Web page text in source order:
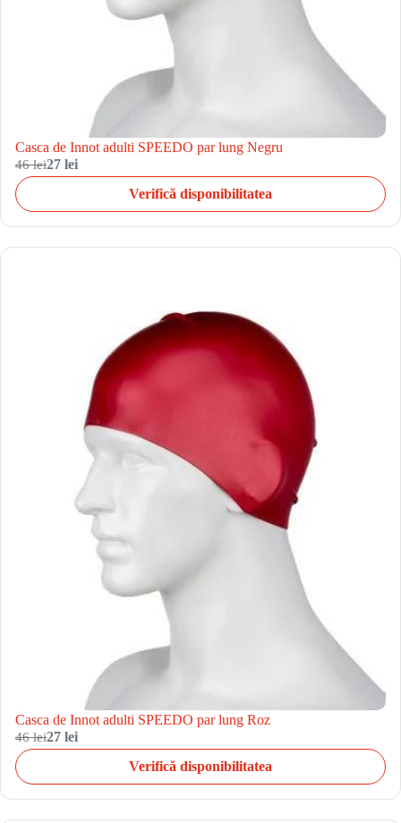
Casca de Innot adulti SPEEDO par lung Negru
46 lei27 lei
Verifică disponibilitatea
Casca de Innot adulti SPEEDO par lung Roz
46 lei27 lei
Verifică disponibilitatea